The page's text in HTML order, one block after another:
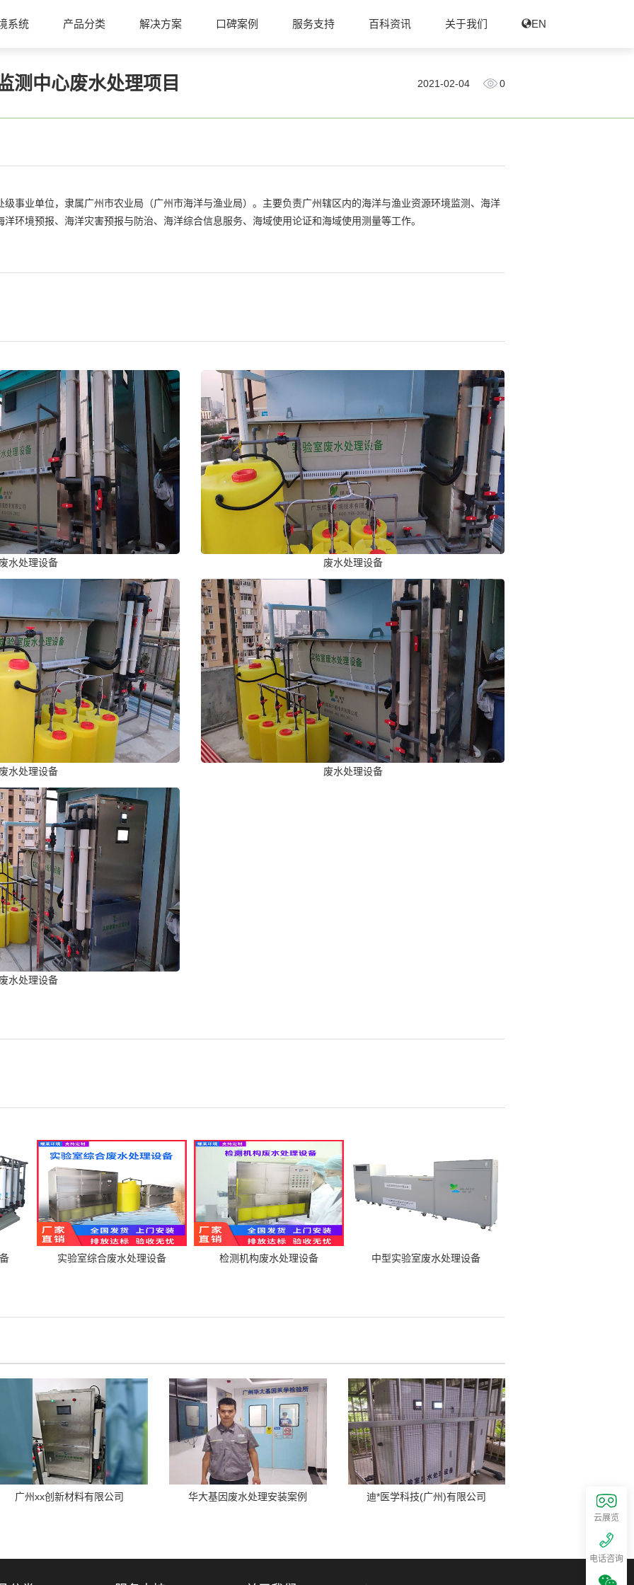
系统 产品分类 解决方案 口碑案例 服务支持 百科资讯 关于我们 EN
测中心废水处理项目 2021-02-04 0
级事业单位，隶属广州市农业局（广州市海洋与渔业局）。主要负责广州辖区内的海洋与渔业资源环境监测、海洋
环境预报、海洋灾害预报与防治、海洋综合信息服务、海域使用论证和海域使用测量等工作。
水处理设备 废水处理设备
水处理设备 废水处理设备
水处理设备
实验室综合废水处理设备 检测机构废水处理设备 中型实验室废水处理设备
广州xx创新材料有限公司 华大基因废水处理安装案例 迪*医学科技(广州)有限公司
云展览
电话咨询